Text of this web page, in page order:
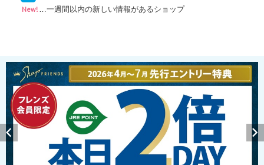
New! …一週間以内の新しい情報があるショップ